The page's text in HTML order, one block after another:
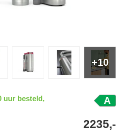
+10
uur besteld,
A
2235,-